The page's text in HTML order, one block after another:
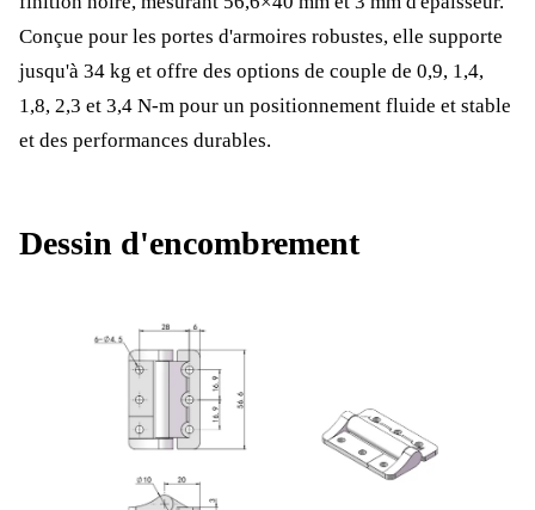
Conçue pour les portes d'armoires robustes, elle supporte
jusqu'à 34 kg et offre des options de couple de 0,9, 1,4,
1,8, 2,3 et 3,4 N-m pour un positionnement fluide et stable
et des performances durables.
Dessin d'encombrement